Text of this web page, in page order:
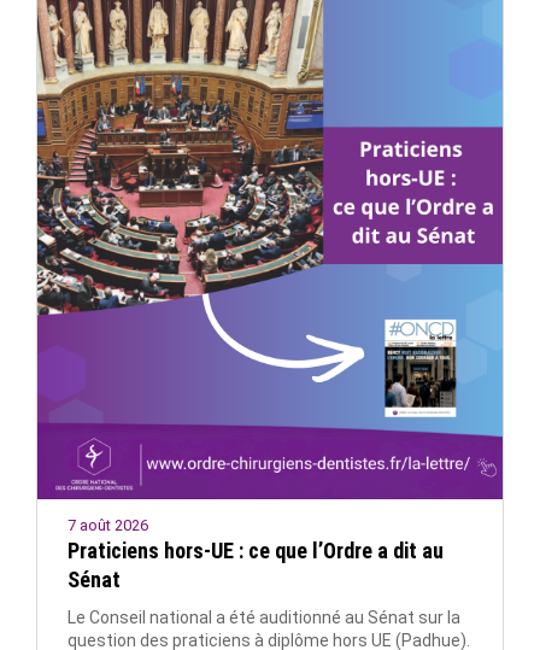
7 août 2026
Praticiens hors-UE : ce que l’Ordre a dit au
Sénat
Le Conseil national a été auditionné au Sénat sur la
question des praticiens à diplôme hors UE (Padhue).